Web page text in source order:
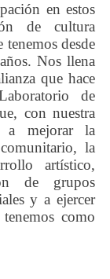
en estos
de cultura
desde
Nos llena
que hace
de
con nuestra
a mejorar la
la
artístico,
de grupos
y a ejercer
como